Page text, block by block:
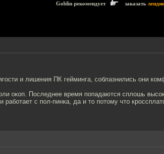
Goblin рекомендует заказать
и лишения ПК гейминга, соблазнились они
окоп. Последнее время попадаются сплошь
работает с пол-пинка, да и то потому что